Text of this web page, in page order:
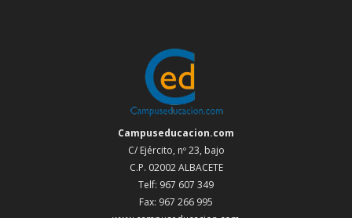
Campuseducacion.com
C/ Ejército, nº 23, bajo
C.P. 02002 ALBACETE
Telf: 967 607 349
Fax: 967 266 995